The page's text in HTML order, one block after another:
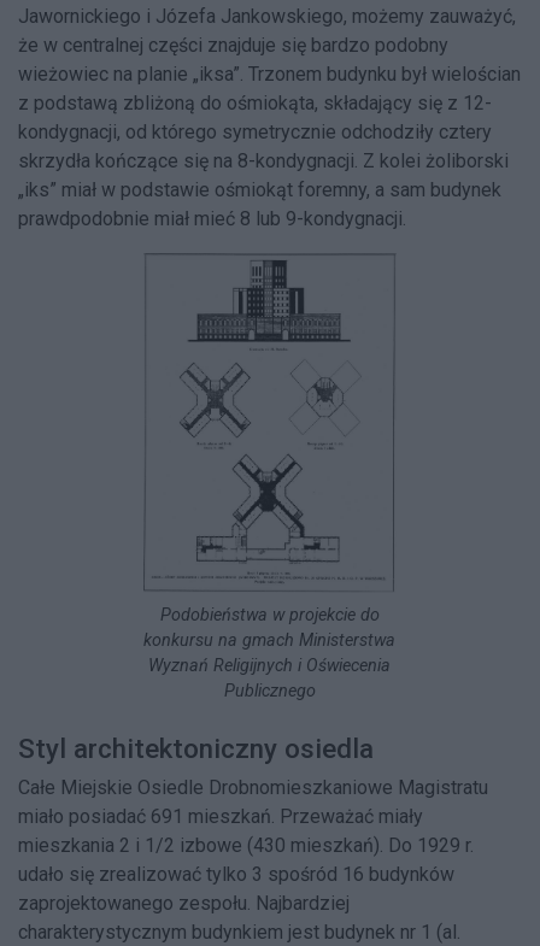
Jawornickiego i Józefa Jankowskiego, możemy zauważyć,
że w centralnej części znajduje się bardzo podobny
wieżowiec na planie „iksa”. Trzonem budynku był wielościan
z podstawą zbliżoną do ośmiokąta, składający się z 12-
kondygnacji, od którego symetrycznie odchodziły cztery
skrzydła kończące się na 8-kondygnacji. Z kolei żoliborski
„iks” miał w podstawie ośmiokąt foremny, a sam budynek
prawdpodobnie miał mieć 8 lub 9-kondygnacji.
Podobieństwa w projekcie do
konkursu na gmach Ministerstwa
Wyznań Religijnych i Oświecenia
Publicznego
Styl architektoniczny osiedla
Całe Miejskie Osiedle Drobnomieszkaniowe Magistratu
miało posiadać 691 mieszkań. Przeważać miały
mieszkania 2 i 1/2 izbowe (430 mieszkań). Do 1929 r.
udało się zrealizować tylko 3 spośród 16 budynków
zaprojektowanego zespołu. Najbardziej
charakterystycznym budynkiem jest budynek nr 1 (al.